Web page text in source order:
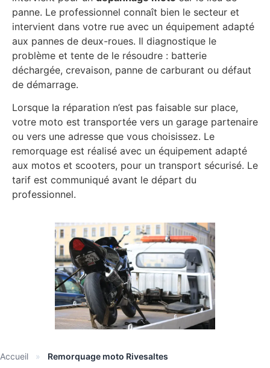
panne. Le professionnel connaît bien le secteur et
intervient dans votre rue avec un équipement adapté
aux pannes de deux-roues. Il diagnostique le
problème et tente de le résoudre : batterie
déchargée, crevaison, panne de carburant ou défaut
de démarrage.
Lorsque la réparation n’est pas faisable sur place,
votre moto est transportée vers un garage partenaire
ou vers une adresse que vous choisissez. Le
remorquage est réalisé avec un équipement adapté
aux motos et scooters, pour un transport sécurisé. Le
tarif est communiqué avant le départ du
professionnel.
Accueil » Remorquage moto Rivesaltes